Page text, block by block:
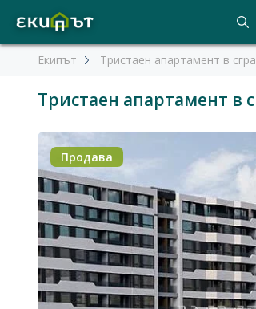
Екипът Тристаен апартамент в
Тристаен апартамент в
Продава